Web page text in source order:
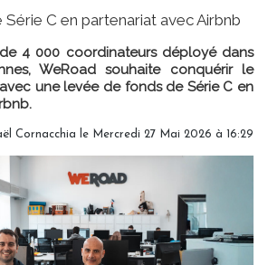
C en partenariat avec Airbnb
4 000 coordinateurs déployé dans
WeRoad souhaite conquérir le
une levée de fonds de Série C en
Cornacchia le Mercredi 27 Mai 2026 à 16:29